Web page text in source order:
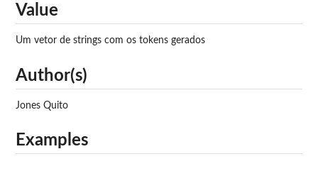
Value
Um vetor de strings com os tokens gerados
Author(s)
Jones Quito
Examples